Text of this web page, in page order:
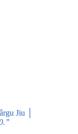
Jiu │